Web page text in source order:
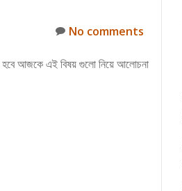
No comments
হবে আজকে এই বিষয় গুলো নিয়ে আলোচনা